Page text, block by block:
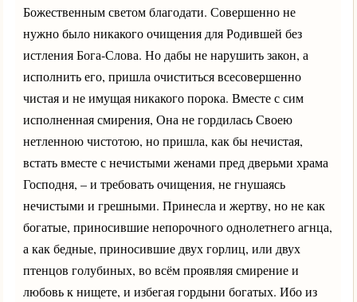
Божественным светом благодати. Совершенно не
нужно было никакого очищения для Родившей без
истления Бога-Слова. Но дабы не нарушить закон, а
исполнить его, пришла очиститься всесовершенно
чистая и не имущая никакого порока. Вместе с сим
исполненная смирения, Она не гордилась Своею
нетленною чистотою, но пришла, как бы нечистая,
встать вместе с нечистыми женами пред дверьми храма
Господня, – и требовать очищения, не гнушаясь
нечистыми и грешными. Принесла и жертву, но не как
богатые, приносившие непорочного однолетнего агнца,
а как бедные, приносившие двух горлиц, или двух
птенцов голубиных, во всём проявляя смирение и
любовь к нищете, и избегая гордыни богатых. Ибо из